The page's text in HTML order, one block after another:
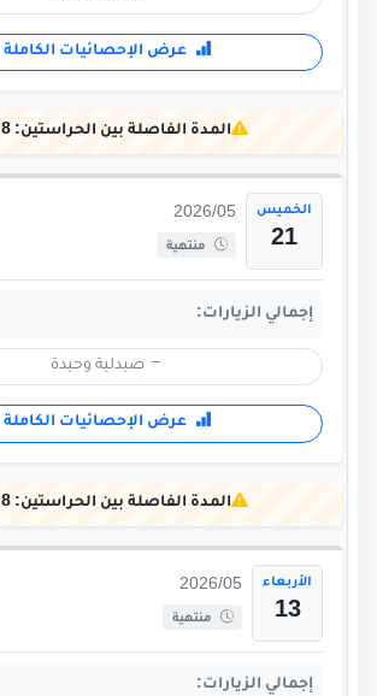
عرض الإحصائيات الكاملة
المدة الفاصلة بين الحراستين:8 أيام
الخميس
21
2026/05
منتهية
إجمالي الزيارات:
صيدلية وحيدة
عرض الإحصائيات الكاملة
المدة الفاصلة بين الحراستين:8 أيام
الأربعاء
13
2026/05
منتهية
إجمالي الزيارات: